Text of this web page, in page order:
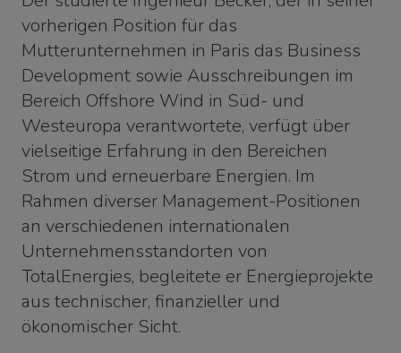
vorherigen Position für das
Mutterunternehmen in Paris das Business
Development sowie Ausschreibungen im
Bereich Offshore Wind in Süd- und
Westeuropa verantwortete, verfügt über
vielseitige Erfahrung in den Bereichen
Strom und erneuerbare Energien. Im
Rahmen diverser Management-Positionen
an verschiedenen internationalen
Unternehmensstandorten von
TotalEnergies, begleitete er Energieprojekte
aus technischer, finanzieller und
ökonomischer Sicht.